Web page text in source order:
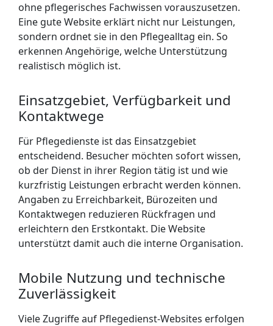
ohne pflegerisches Fachwissen vorauszusetzen.
Eine gute Website erklärt nicht nur Leistungen,
sondern ordnet sie in den Pflegealltag ein. So
erkennen Angehörige, welche Unterstützung
realistisch möglich ist.
Einsatzgebiet, Verfügbarkeit und
Kontaktwege
Für Pflegedienste ist das Einsatzgebiet
entscheidend. Besucher möchten sofort wissen,
ob der Dienst in ihrer Region tätig ist und wie
kurzfristig Leistungen erbracht werden können.
Angaben zu Erreichbarkeit, Bürozeiten und
Kontaktwegen reduzieren Rückfragen und
erleichtern den Erstkontakt. Die Website
unterstützt damit auch die interne Organisation.
Mobile Nutzung und technische
Zuverlässigkeit
Viele Zugriffe auf Pflegedienst-Websites erfolgen